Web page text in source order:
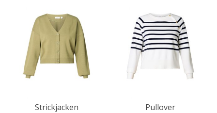
Strickjacken Pullover